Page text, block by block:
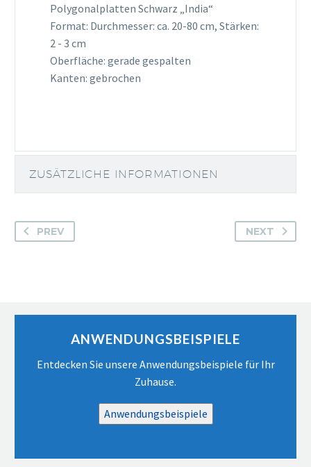
Polygonalplatten Schwarz „India“
Format: Durchmesser: ca. 20-80 cm, Stärken:
2 - 3 cm
Oberfläche: gerade gespalten
Kanten: gebrochen
ZUSÄTZLICHE INFORMATIONEN
PREV NEXT
ANWENDUNGSBEISPIELE
Entdecken Sie unsere Anwendungsbeispiele für Ihr
Zuhause.
Anwendungsbeispiele